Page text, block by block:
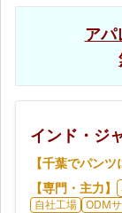
アパ
インド・ジ
【千葉でパンツ
【専門・主力】
自社工場 ODM